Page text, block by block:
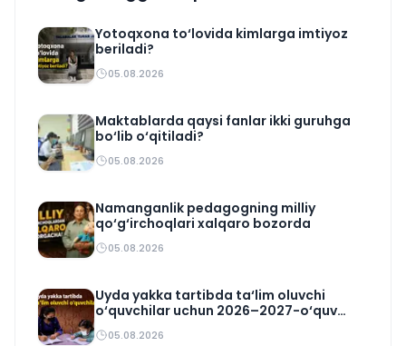
Yotoqxona to‘lovida kimlarga imtiyoz
beriladi?
05.08.2026
Maktablarda qaysi fanlar ikki guruhga
bo‘lib o‘qitiladi?
05.08.2026
Namanganlik pedagogning milliy
qo‘g‘irchoqlari xalqaro bozorda
05.08.2026
Uyda yakka tartibda ta‘lim oluvchi
o‘quvchilar uchun 2026–2027-o‘quv
rejasi tasdiqlandi
05.08.2026